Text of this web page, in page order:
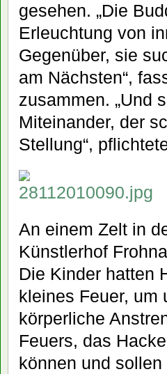
gesehen. „Die
Erleuchtung von
Gegenüber, sie
am Nächsten“,
zusammen. „Und
Miteinander, der
Stellung“,
An einem Zelt in
Künstlerhof
Die Kinder hatten
kleines Feuer, um
körperliche
Feuers, das
können und